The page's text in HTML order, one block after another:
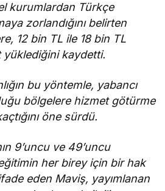
kurumlardan Türkçe
zorlandığını belirten
12 bin TL ile 18 bin TL
yüklediğini kaydetti.
bu yöntemle, yabancı
bölgelere hizmet götürme
öne sürdü.
9’uncu ve 49’uncu
her birey için bir hak
eden Maviş, yayımlanan